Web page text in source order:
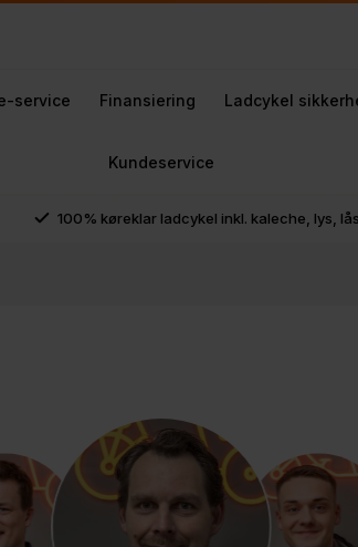
service Finansiering Ladcykel
Kundeservice
100% køreklar ladcykel inkl. kaleche, lys,